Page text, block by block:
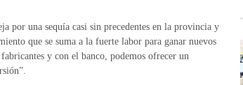
por una sequía casi sin precedentes en la provincia y
que se suma a la fuerte labor para ganar nuevos
y con el banco, podemos ofrecer un